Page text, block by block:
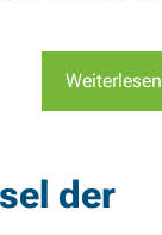
Weiterlesen
der